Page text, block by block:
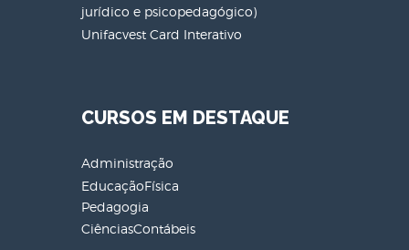
jurídico e psicopedagógico)
Unifacvest Card Interativo
CURSOS EM DESTAQUE
Administração
EducaçãoFísica
Pedagogia
CiênciasContábeis